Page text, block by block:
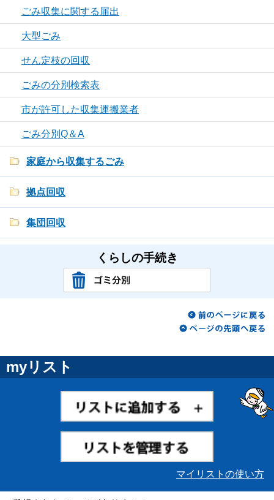
ごみ収集に関する届出
大型ごみ
せん定枝の回収
ごみの分別検索表
市が許可した収集運搬業者
ごみ分別Q＆A
家庭から収集するごみ
拠点回収
集団回収
くらしの手続き
myリスト
マイリストの使い方